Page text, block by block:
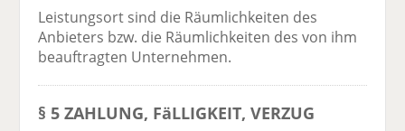
Leistungsort sind die Räumlichkeiten des
Anbieters bzw. die Räumlichkeiten des von ihm
beauftragten Unternehmen.
§ 5 ZAHLUNG, FäLLIGKEIT, VERZUG